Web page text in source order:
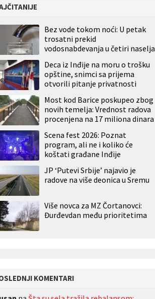
Bez vode tokom noći: U petak
trosatni prekid
vodosnabdevanja u četiri naselja
Deca iz Inđije na moru o trošku
opštine, snimci sa prijema
otvorili pitanje privatnosti
Most kod Barice poskupeo zbog
novih temelja: Vrednost radova
procenjena na 17 miliona dinara
Scena fest 2026: Poznat
program, ali ne i koliko će
koštati građane Inđije
JP ‘Putevi Srbije’ najavio je
radove na više deonica u Sremu
Više novca za MZ Čortanovci:
Đurđevdan među prioritetima
KOMENTARI